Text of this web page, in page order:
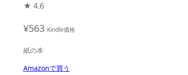
★ 4.6
¥563 Kindle価格
紙の本
Amazonで買う